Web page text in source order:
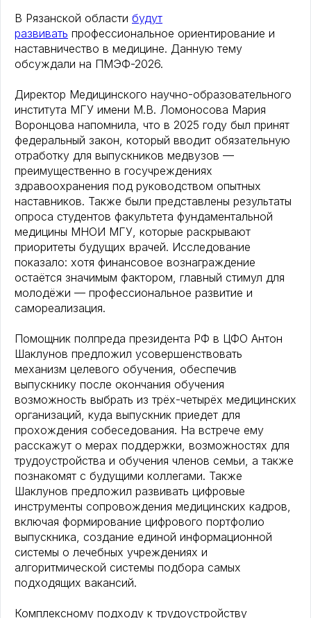
В Рязанской области будут
развивать профессиональное ориентирование и
наставничество в медицине. Данную тему
обсуждали на ПМЭФ-2026.
Директор Медицинского научно-образовательного
института МГУ имени М.В. Ломоносова Мария
Воронцова напомнила, что в 2025 году был принят
федеральный закон, который вводит обязательную
отработку для выпускников медвузов —
преимущественно в госучреждениях
здравоохранения под руководством опытных
наставников. Также были представлены результаты
опроса студентов факультета фундаментальной
медицины МНОИ МГУ, которые раскрывают
приоритеты будущих врачей. Исследование
показало: хотя финансовое вознаграждение
остаётся значимым фактором, главный стимул для
молодёжи — профессиональное развитие и
самореализация.
Помощник полпреда президента РФ в ЦФО Антон
Шаклунов предложил усовершенствовать
механизм целевого обучения, обеспечив
выпускнику после окончания обучения
возможность выбрать из трёх-четырёх медицинских
организаций, куда выпускник приедет для
прохождения собеседования. На встрече ему
расскажут о мерах поддержки, возможностях для
трудоустройства и обучения членов семьи, а также
познакомят с будущими коллегами. Также
Шаклунов предложил развивать цифровые
инструменты сопровождения медицинских кадров,
включая формирование цифрового портфолио
выпускника, создание единой информационной
системы о лечебных учреждениях и
алгоритмической системы подбора самых
подходящих вакансий.
Комплексному подходу к трудоустройству